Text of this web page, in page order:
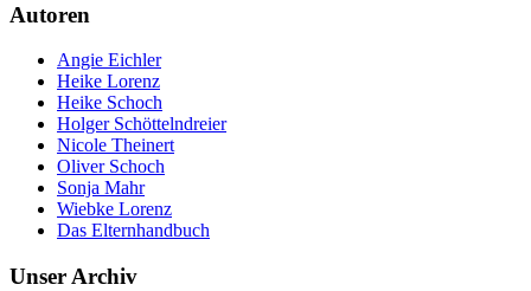
Autoren
Angie Eichler
Heike Lorenz
Heike Schoch
Holger Schöttelndreier
Nicole Theinert
Oliver Schoch
Sonja Mahr
Wiebke Lorenz
Das Elternhandbuch
Unser Archiv